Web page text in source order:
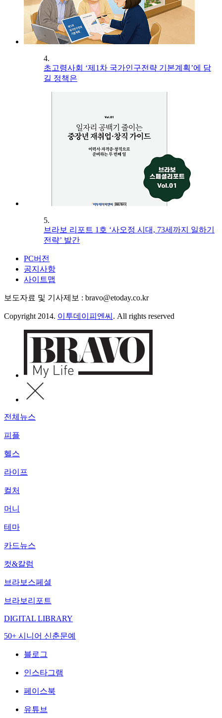
4.
초고령사회 ‘제1차 국가인구전략 기본계획’에 담
길 정책은
5.
브라보 리포트 1호 ‘사오정 시대, 73세까지 일하기
전략’ 발간
PC버전
공지사항
사이트맵
보도자료 및 기사제보 : bravo@etoday.co.kr
Copyright 2014. 이투데이피엔씨 . All rights reserved
전체뉴스
피플
헬스
라이프
컬처
머니
테마
카드뉴스
컷&칼럼
브라보스페셜
브라보리포트
DIGITAL LIBRARY
50+ 시니어 신춘문예
블로그
인스타그램
페이스북
유튜브